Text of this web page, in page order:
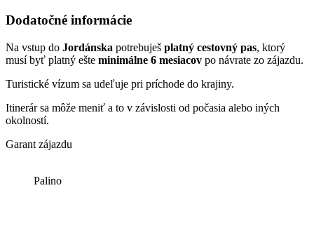
Dodatočné informácie
Na vstup do Jordánska potrebuješ platný cestovný pas, ktorý
musí byť platný ešte minimálne 6 mesiacov po návrate zo zájazdu.
Turistické vízum sa udeľuje pri príchode do krajiny.
Itinerár sa môže meniť a to v závislosti od počasia alebo iných
okolností.
Garant zájazdu
Palino